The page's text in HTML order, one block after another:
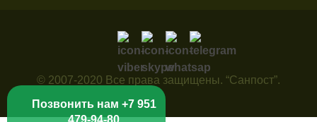
Позвонить нам +7 951
479-94-80
© 2007-2020 Все права защищены. “Санпост”.